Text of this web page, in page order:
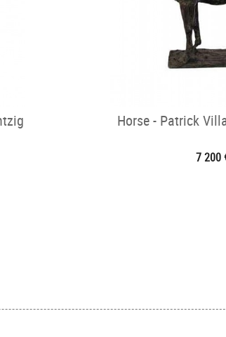
Horse - Patrick
7 200